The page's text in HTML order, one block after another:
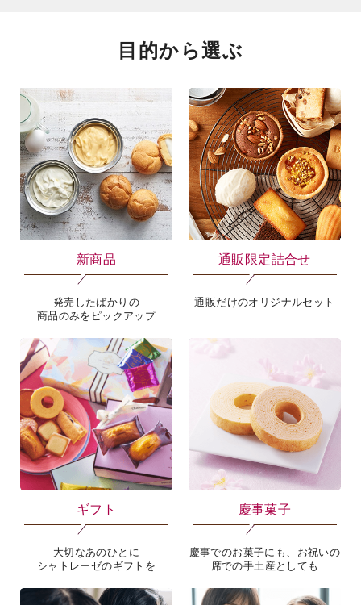
目的から選ぶ
新商品
発売したばかりの
商品のみをピックアップ
通販限定詰合せ
通販だけのオリジナルセット
ギフト
大切なあのひとに
シャトレーゼのギフトを
慶事菓子
慶事でのお菓子にも、お祝いの
席での手土産としても